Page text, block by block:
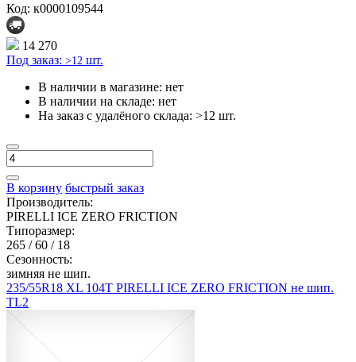
Код: к0000109544
14 270
Под заказ: >12 шт.
В наличии в магазине: нет
В наличии на складе: нет
На заказ с удалёного склада: >12 шт.
В корзину быстрый заказ
Производитель:
PIRELLI ICE ZERO FRICTION
Типоразмер:
265 / 60 / 18
Сезонность:
зимняя не шип.
235/55R18 XL 104T PIRELLI ICE ZERO FRICTION не шип.
TL2